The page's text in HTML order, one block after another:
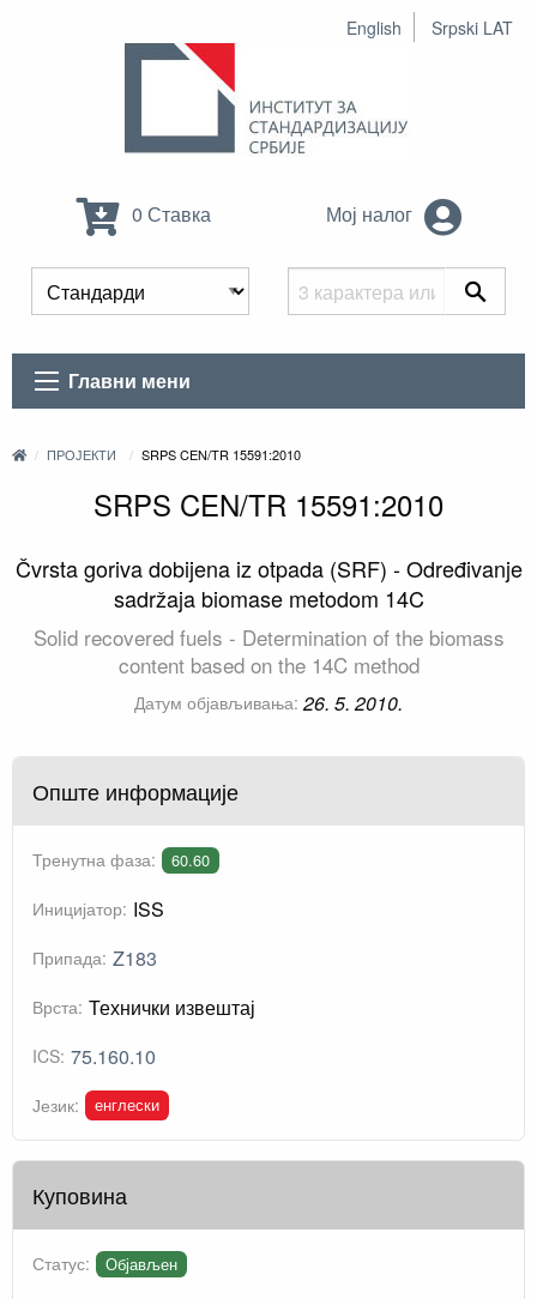
English Srpski LAT
0 Ставка Мој налог
Главни мени
ПРОЈЕКТИ SRPS CEN/TR 15591:2010
SRPS CEN/TR 15591:2010
Čvrsta goriva dobijena iz otpada (SRF) - Određivanje
sadržaja biomase metodom 14C
Solid recovered fuels - Determination of the biomass
content based on the 14C method
Датум објављивања: 26. 5. 2010.
Опште информације
Тренутна фаза: 60.60
Иницијатор: ISS
Припада: Z183
Врста: Технички извештај
ICS: 75.160.10
Језик: енглески
Куповина
Статус: Објављен